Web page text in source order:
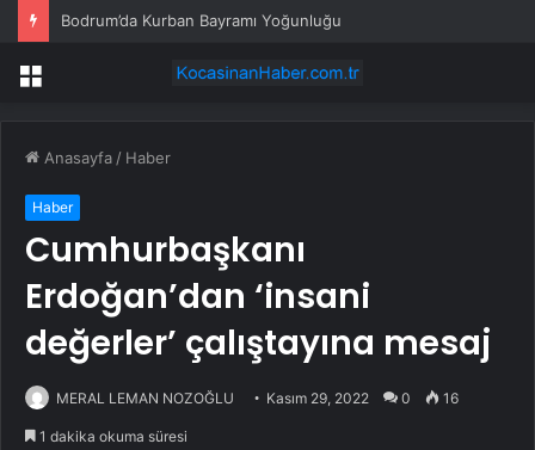
Bodrum’da Kurban Bayramı Yoğunluğu
Menü
Anasayfa / Haber
Haber
Cumhurbaşkanı
Erdoğan’dan ‘insani
değerler’ çalıştayına mesaj
MERAL LEMAN NOZOĞLU Kasım 29, 2022 0 16
1 dakika okuma süresi